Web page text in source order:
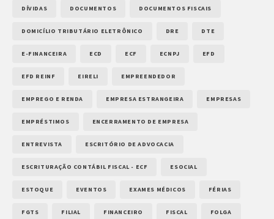
DÍVIDAS DOCUMENTOS DOCUMENTOS FISCAIS
DOMICÍLIO TRIBUTÁRIO ELETRÔNICO DRE DTE
E-FINANCEIRA ECD ECF ECNPJ EFD
EFD REINF EIRELI EMPREENDEDOR
EMPREGO E RENDA EMPRESA ESTRANGEIRA EMPRESAS
EMPRÉSTIMOS ENCERRAMENTO DE EMPRESA
ENTREVISTA ESCRITÓRIO DE ADVOCACIA
ESCRITURAÇÃO CONTÁBIL FISCAL - ECF ESOCIAL
ESTOQUE EVENTOS EXAMES MÉDICOS FÉRIAS
FGTS FILIAL FINANCEIRO FISCAL FOLGA